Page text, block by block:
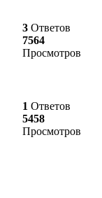
3 Ответов
7564
Просмотров
1 Ответов
5458
Просмотров